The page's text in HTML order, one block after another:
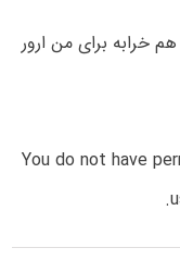
خرابه برای من ارور
You do not have